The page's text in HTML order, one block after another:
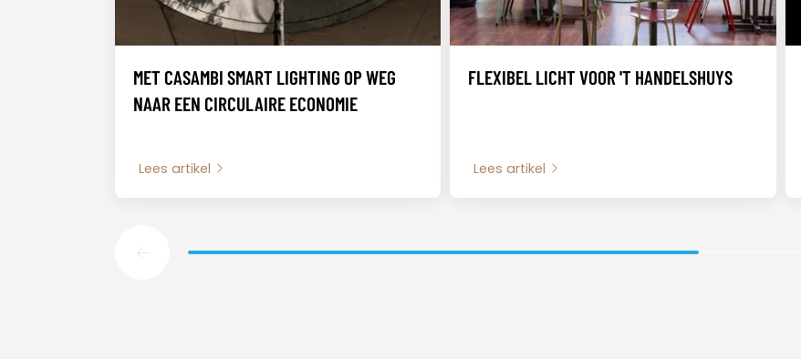
MET CASAMBI SMART LIGHTING OP WEG
NAAR EEN CIRCULAIRE ECONOMIE
Lees artikel
FLEXIBEL LICHT VOOR 'T HANDELSHUYS
Lees artikel